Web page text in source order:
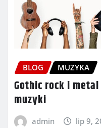
BLOG MUZYKA
Gothic rock i
muzyki
admin lip 9,